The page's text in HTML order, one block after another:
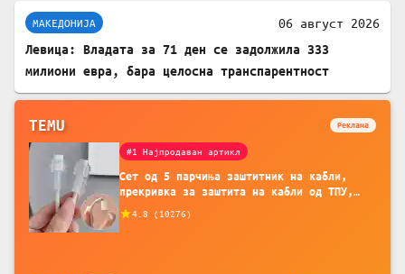
МАКЕДОНИЈА 06 август 2026
Левица: Владата за 71 ден се задолжила 333
милиони евра, бара целосна транспарентност
TEMU Реклама
#1 Најпродаван артикл
Сет од 5 парчиња заштитник на кабли,
прекривка за заштита на кабли од ТПУ,
додатоци за заштита на кабли, без
батерија, за мобилни телефони, комплет
4.8 ( 10276)